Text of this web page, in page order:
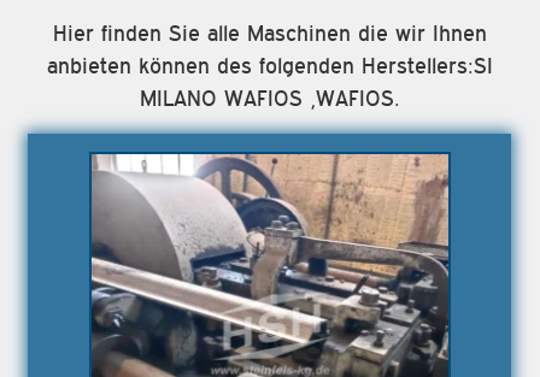
Hier finden Sie alle Maschinen die wir Ihnen
anbieten können des folgenden Herstellers:SI
MILANO WAFIOS ,WAFIOS.